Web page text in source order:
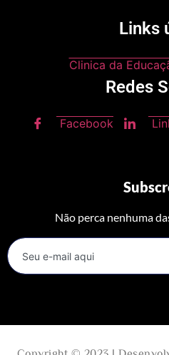
Links
Clinica da
Redes
Facebook
Não perca nenhuma